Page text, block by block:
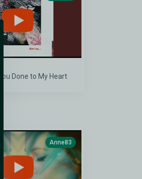
Done to My Heart
Anne83